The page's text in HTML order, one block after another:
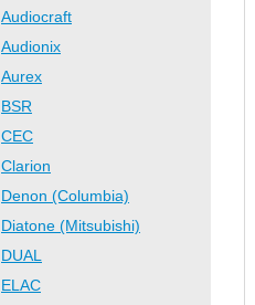
Audiocraft
Audionix
Aurex
BSR
CEC
Clarion
Denon (Columbia)
Diatone (Mitsubishi)
DUAL
ELAC